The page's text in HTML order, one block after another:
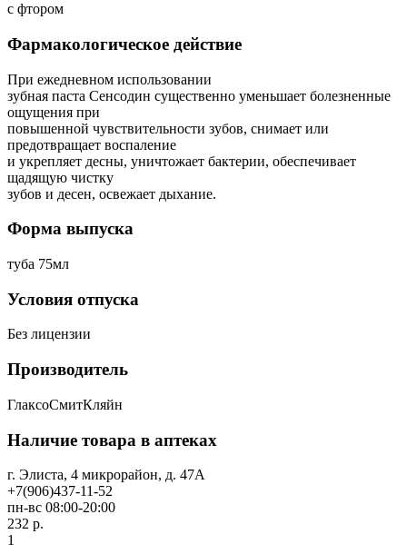
с фтором
Фармакологическое действие
При ежедневном использовании
зубная паста Сенсодин существенно уменьшает болезненные
ощущения при
повышенной чувствительности зубов, снимает или
предотвращает воспаление
и укрепляет десны, уничтожает бактерии, обеспечивает
щадящую чистку
зубов и десен, освежает дыхание.
Форма выпуска
туба 75мл
Условия отпуска
Без лицензии
Производитель
ГлаксоСмитКляйн
Наличие товара в аптеках
г. Элиста, 4 микрорайон, д. 47А
+7(906)437-11-52
пн-вс 08:00-20:00
232 р.
1